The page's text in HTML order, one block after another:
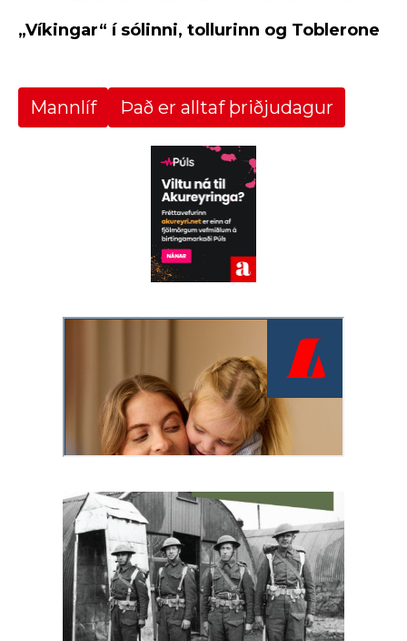
„Víkingar“ í sólinni, tollurinn og Toblerone
Mannlíf Það er alltaf þriðjudagur